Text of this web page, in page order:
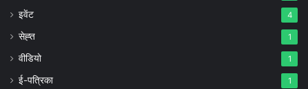
इवेंट 4
सेह्त 1
वीडियो 1
ई-पत्रिका 1